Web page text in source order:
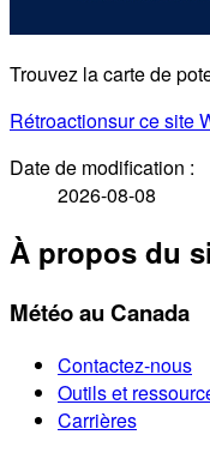
Trouvez la carte de
Rétroactionsur ce site
Date de modification :
2026-08-08
À propos du
Météo au Canada
Contactez-nous
Outils et
Carrières